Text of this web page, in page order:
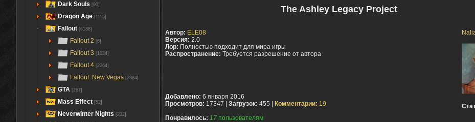
Dark Souls [90]
Dragon Age [1115]
Fallout [6188]
Fallout 2 [6]
Fallout 3 [1034]
Fallout 4 [2264]
Fallout: New Vegas [2884]
GTA [267]
Mass Effect [52]
Neverwinter Nights [232]
The Ashley Legacy Project
Автор: ELE08
Версия: 2.0
Лор: Полностью подходит для мира игры
Распространение: Требуется разрешение от автора
Добавлено: 6 января 2016
Просмотров: 17347 | Загрузок: 455 | Комментарии: 19
Понравилось: 17 пользователям